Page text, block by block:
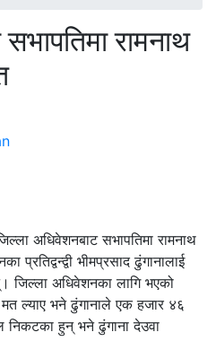
रामनाथ
अधिवेशनबाट सभापतिमा रामनाथ
प्रतिद्वन्द्वी भीमप्रसाद ढुंगानालाई
जिल्ला अधिवेशनका लागि भएको
ल्याए भने ढुंगानाले एक हजार ४६
निकटका हुन् भने ढुंगाना देउवा